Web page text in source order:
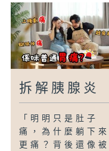
鼻咽喉—頭頸外
拆解胰腺炎
「明明只是肚子
痛，為什麼躺下來
更痛？背後還像被